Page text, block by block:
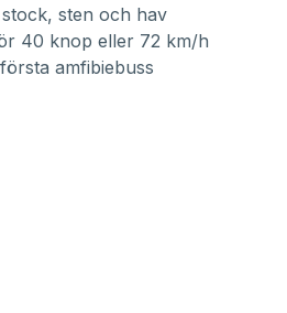
sten och hav
40 knop eller 72 km/h
amfibiebuss